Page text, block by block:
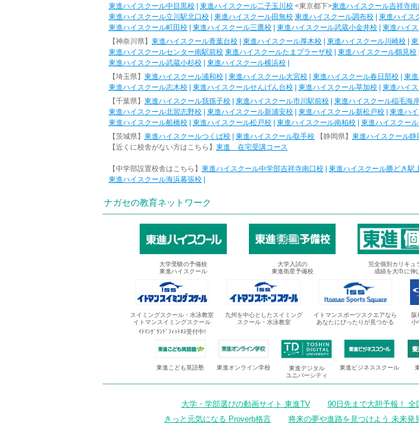
東進ハイスクール中目黒校
東進ハイスクール二子玉川校 <東京都下>東進ハイスクール吉祥寺
東進ハイスクール立川駅北口校
東進ハイスクール田無校 東進ハイスクール調布校 東進ハイス
東進ハイスクール町田校
東進ハイスクール三鷹校 東進ハイスクール武蔵小金井校 東進ハイ
【神奈川県】 東進ハイスクール青葉台校 東進ハイスクール厚木校 東進ハイスクール川崎校
東進ハイスクールセンター南駅前校 東進ハイスクールたまプラーザ校 東進ハイスクール鶴見校
東進ハイスクール武蔵小杉校
東進ハイスクール横浜校
【埼玉県】 東進ハイスクール浦和校 東進ハイスクール大宮校 東進ハイスクール春日部校 東
東進ハイスクール志木校
東進ハイスクールせんげん台校 東進ハイスクール草加校 東進ハイ
【千葉県】 東進ハイスクール我孫子校 東進ハイスクール市川駅前校 東進ハイスクール稲毛海
東進ハイスクール北習志野校
東進ハイスクール新浦安校 東進ハイスクール新松戸校 東進ハ
東進ハイスクール船橋校
東進ハイスクール松戸校 東進ハイスクール南柏校
東進ハイスクー
【茨城県】 東進ハイスクールつくば校 東進ハイスクール取手校 【静岡県】 東進ハイスクール静
【近くに校舎がない方はこちら】 東進 在宅受講コース
【中学部設置校舎はこちら】 東進ハイスクール中学部吉祥寺南口校 東進ハイスクール勝どき駅
東進ハイスクール海浜幕張校
ナガセの教育ネットワーク
大学受験の予備校
東進ハイスクール
大学入試の
東進衛星予備校
完全個別カリキュ
成績を大巾に伸
スイミングスクール・水泳教室
イトマンスイミングスクール
ｲﾄﾏﾝｸﾞﾗﾝﾄﾞﾌｨｯﾄﾈｽ受付中!
九州を中心としたスイミング
スクール・水泳教室
イトマンスポーツスクエアなら
あなたにぴったりが見つかる
阪
小
東進こども英語塾 東進オンライン学校
東進デジタル
ユニバーシティ
東進ビジネススクール
大学・学部選びの動画サイト 東進TV 90日先まで大胆予報！ 全
きっと元気になる Proverb格言
将来の夢や進路を見つけよう 未来発